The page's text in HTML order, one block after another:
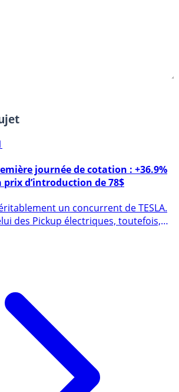
d’introduction de 78$
des Pickup électriques, toutefois,